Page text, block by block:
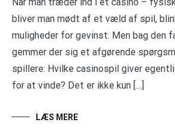
bliver man mødt af et væld af spil,
muligheder for gevinst. Men bag den
gemmer der sig et afgørende
spillere: Hvilke casinospil giver
for at vinde? Det er ikke kun […]
LÆS MERE